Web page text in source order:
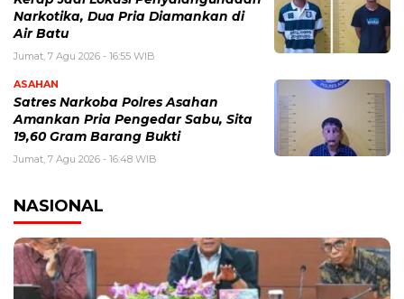
Narkotika, Dua Pria Diamankan di
Air Batu
Jumat, 7 Agu 2026 - 16:55 WIB
ASAHAN
Satres Narkoba Polres Asahan
Amankan Pria Pengedar Sabu, Sita
19,60 Gram Barang Bukti
Jumat, 7 Agu 2026 - 16:48 WIB
NASIONAL